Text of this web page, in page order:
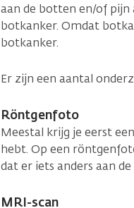
aan de botten en/of pijn
botkanker. Omdat
botkanker.
Er zijn een aantal
Röntgenfoto
Meestal krijg je eerst
hebt. Op een
dat er iets anders aan de
MRI-scan